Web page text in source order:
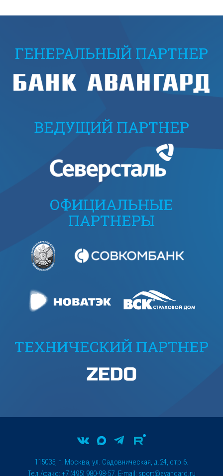
ГЕНЕРАЛЬНЫЙ ПАРТНЕР
ВЕДУЩИЙ ПАРТНЕР
ОФИЦИАЛЬНЫЕ
ПАРТНЕРЫ
ТЕХНИЧЕСКИЙ ПАРТНЕР
115035, г. Москва, ул. Садовническая, д.24, стр.6.
Тел./факс: +7 (495) 980-98-57. E-mail: sport@avangard.ru